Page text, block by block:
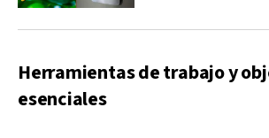
Herramientas de trabajo y
esenciales